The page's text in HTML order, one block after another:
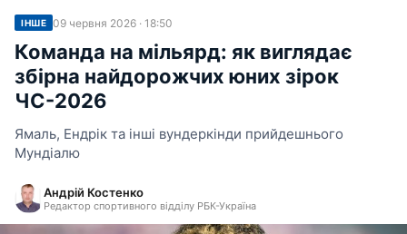
ІНШЕ 09 червня 2026 · 18:50
Команда на мільярд: як виглядає
збірна найдорожчих юних зірок
ЧС-2026
Ямаль, Ендрік та інші вундеркінди прийдешнього
Мундіалю
Андрій Костенко
Редактор спортивного відділу РБК-Україна